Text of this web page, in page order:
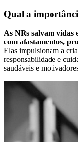
Qual a
As NRs salvam vidas
com afastamentos,
Elas impulsionam a
responsabilidade e
saudáveis e